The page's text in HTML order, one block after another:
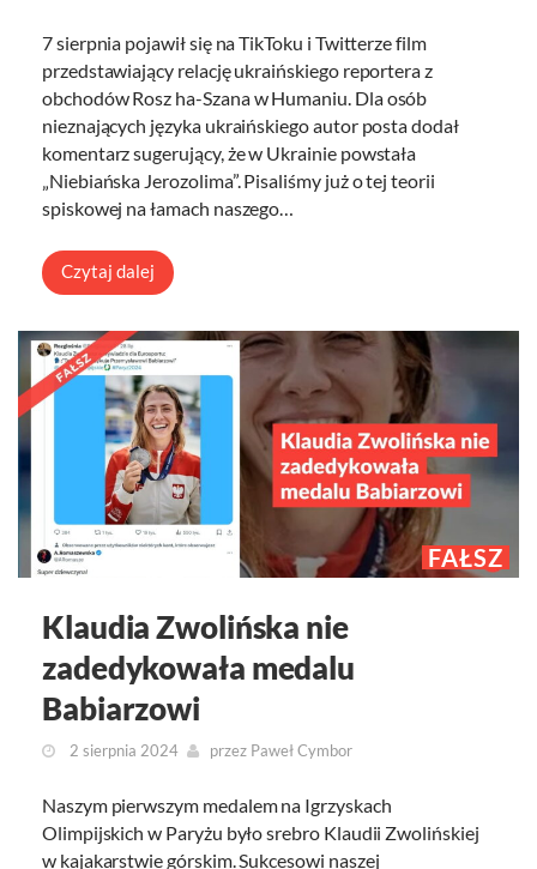
7 sierpnia pojawił się na TikToku i Twitterze film
przedstawiający relację ukraińskiego reportera z
obchodów Rosz ha-Szana w Humaniu. Dla osób
nieznających języka ukraińskiego autor posta dodał
komentarz sugerujący, że w Ukrainie powstała
„Niebiańska Jerozolima”. Pisaliśmy już o tej teorii
spiskowej na łamach naszego…
Czytaj dalej
FAŁSZ
Klaudia Zwolińska nie
zadedykowała medalu
Babiarzowi
2 sierpnia 2024 przez Paweł Cymbor
Naszym pierwszym medalem na Igrzyskach
Olimpijskich w Paryżu było srebro Klaudii Zwolińskiej
w kajakarstwie górskim. Sukcesowi naszej